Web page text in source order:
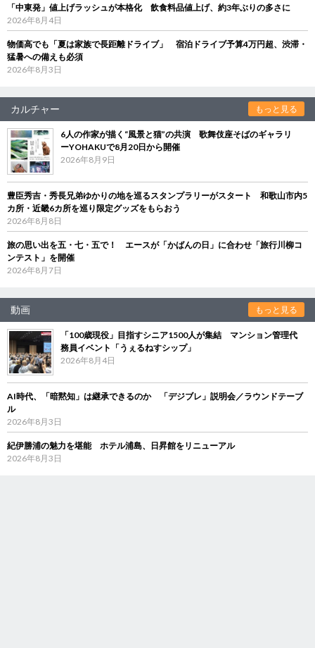
「中東発」値上げラッシュが本格化 飲食料品値上げ、約3年ぶりの多さに
2026年8月4日
物価高でも「夏は家族で長距離ドライブ」 宿泊ドライブ予算4万円超、渋滞・
猛暑への備えも必須
2026年8月3日
カルチャー もっと見る
6人の作家が描く“風景と猫”の共演 歌舞伎座そばのギャラリ
ーYOHAKUで8月20日から開催
2026年8月9日
豊臣秀吉・秀長兄弟ゆかりの地を巡るスタンプラリーがスタート 和歌山市内5
カ所・近畿6カ所を巡り限定グッズをもらおう
2026年8月8日
旅の思い出を五・七・五で！ エースが「かばんの日」に合わせ「旅行川柳コ
ンテスト」を開催
2026年8月7日
動画 もっと見る
「100歳現役」目指すシニア1500人が集結 マンション管理代
務員イベント「うぇるねすシップ」
2026年8月4日
AI時代、「暗黙知」は継承できるのか 「デジブレ」説明会／ラウンドテーブ
ル
2026年8月3日
紀伊勝浦の魅力を堪能 ホテル浦島、日昇館をリニューアル
2026年8月3日